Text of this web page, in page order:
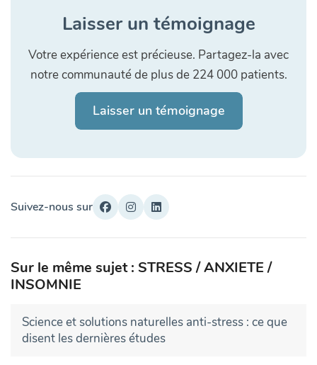
Laisser un témoignage
Votre expérience est précieuse. Partagez-la avec
notre communauté de plus de 224 000 patients.
Laisser un témoignage
Suivez-nous sur
Sur le même sujet : STRESS / ANXIETE /
INSOMNIE
Science et solutions naturelles anti-stress : ce que
disent les dernières études